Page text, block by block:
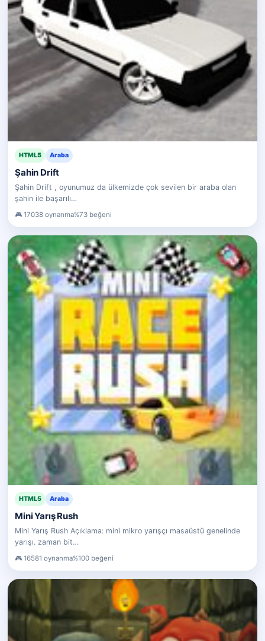
HTML5 Araba
Şahin Drift
Şahin Drift , oyunumuz da ülkemizde çok sevilen bir araba olan
şahin ile başarılı…
17038 oynanma%73 beğeni
HTML5 Araba
Mini Yarış Rush
Mini Yarış Rush Açıklama: mini mikro yarışçı masaüstü genelinde
yarışı. zaman bit…
16581 oynanma%100 beğeni